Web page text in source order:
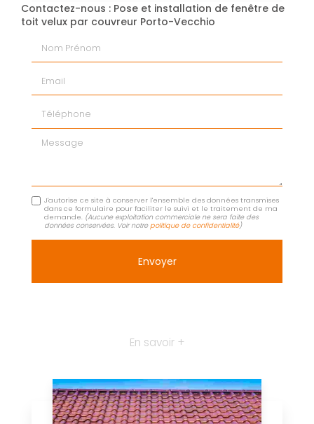
Contactez-nous : Pose et installation de fenêtre de
toit velux par couvreur Porto-Vecchio
Message
J'autorise ce site à conserver l'ensemble des données transmises
dans ce formulaire pour faciliter le suivi et le traitement de ma
demande. (Aucune exploitation commerciale ne sera faite des
données conservées. Voir notrepolitique de confidentialité)
En savoir +